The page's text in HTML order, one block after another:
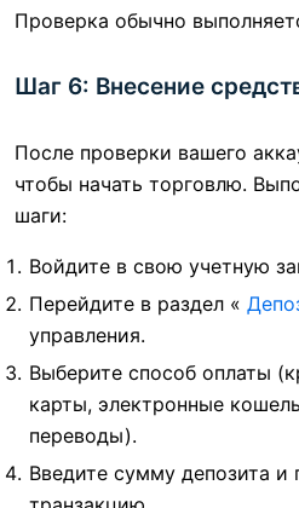
Проверка обычно
Шаг 6: Внесение
После проверки вашего
чтобы начать торговлю.
шаги:
Войдите в свою учетную
Перейдите в раздел «
управления.
Выберите способ оплаты
карты, электронные
переводы).
Введите сумму депозита и